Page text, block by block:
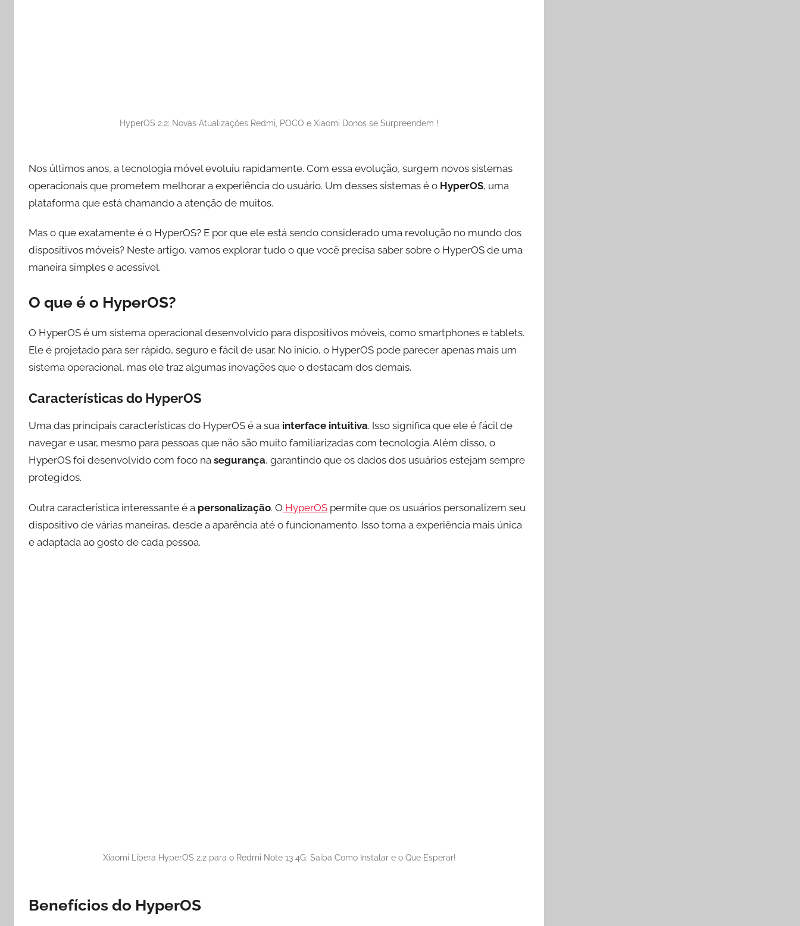
HyperOS 2.2: Novas Atualizações Redmi, POCO e Xiaomi Donos se Surpreendem !
Nos últimos anos, a tecnologia móvel evoluiu rapidamente. Com essa evolução, surgem novos sistemas
operacionais que prometem melhorar a experiência do usuário. Um desses sistemas é o HyperOS, uma
plataforma que está chamando a atenção de muitos.
Mas o que exatamente é o HyperOS? E por que ele está sendo considerado uma revolução no mundo dos
dispositivos móveis? Neste artigo, vamos explorar tudo o que você precisa saber sobre o HyperOS de uma
maneira simples e acessível.
O que é o HyperOS?
O HyperOS é um sistema operacional desenvolvido para dispositivos móveis, como smartphones e tablets.
Ele é projetado para ser rápido, seguro e fácil de usar. No início, o HyperOS pode parecer apenas mais um
sistema operacional, mas ele traz algumas inovações que o destacam dos demais.
Características do HyperOS
Uma das principais características do HyperOS é a sua interface intuitiva. Isso significa que ele é fácil de
navegar e usar, mesmo para pessoas que não são muito familiarizadas com tecnologia. Além disso, o
HyperOS foi desenvolvido com foco na segurança, garantindo que os dados dos usuários estejam sempre
protegidos.
Outra característica interessante é a personalização. O HyperOS permite que os usuários personalizem seu
dispositivo de várias maneiras, desde a aparência até o funcionamento. Isso torna a experiência mais única
e adaptada ao gosto de cada pessoa.
Xiaomi Libera HyperOS 2.2 para o Redmi Note 13 4G: Saiba Como Instalar e o Que Esperar!
Benefícios do HyperOS